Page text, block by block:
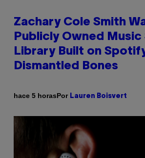
Zachary Cole Smith
Publicly Owned
Library Built on
Dismantled Bones
hace 5 horasPor Lauren Boisvert